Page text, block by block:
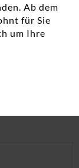
Goldringe,
585 GG
Ab dem
für Sie
um Ihre